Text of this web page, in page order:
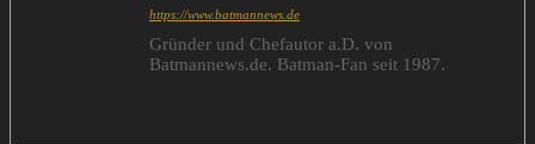
https://www.batmannews.de
Gründer und Chefautor a.D. von
Batmannews.de. Batman-Fan seit 1987.